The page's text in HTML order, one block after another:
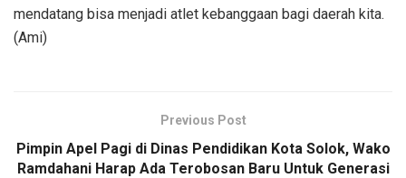
mendatang bisa menjadi atlet kebanggaan bagi daerah kita.
(Ami)
Previous Post
Pimpin Apel Pagi di Dinas Pendidikan Kota Solok, Wako
Ramdahani Harap Ada Terobosan Baru Untuk Generasi